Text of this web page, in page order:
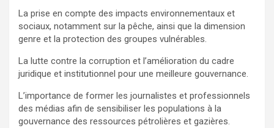
La prise en compte des impacts environnementaux et
sociaux, notamment sur la pêche, ainsi que la dimension
genre et la protection des groupes vulnérables.
La lutte contre la corruption et l’amélioration du cadre
juridique et institutionnel pour une meilleure gouvernance.
L’importance de former les journalistes et professionnels
des médias afin de sensibiliser les populations à la
gouvernance des ressources pétrolières et gazières.